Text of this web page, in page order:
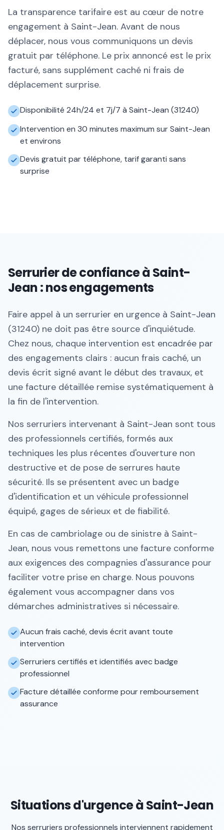
La transparence tarifaire est au cœur de notre
engagement à Saint-Jean. Avant de nous
déplacer, nous vous communiquons un devis
gratuit par téléphone. Le prix annoncé est le prix
facturé, sans supplément caché ni frais de
déplacement surprise.
Disponibilité 24h/24 et 7j/7 à Saint-Jean (31240)
Intervention en 30 minutes maximum sur Saint-Jean
et environs
Devis gratuit par téléphone, tarif garanti sans
surprise
Serrurier de confiance à Saint-
Jean : nos engagements
Faire appel à un serrurier en urgence à Saint-Jean
(31240) ne doit pas être source d'inquiétude.
Chez nous, chaque intervention est encadrée par
des engagements clairs : aucun frais caché, un
devis écrit signé avant le début des travaux, et
une facture détaillée remise systématiquement à
la fin de l'intervention.
Nos serruriers intervenant à Saint-Jean sont tous
des professionnels certifiés, formés aux
techniques les plus récentes d'ouverture non
destructive et de pose de serrures haute
sécurité. Ils se présentent avec un badge
d'identification et un véhicule professionnel
équipé, gages de sérieux et de fiabilité.
En cas de cambriolage ou de sinistre à Saint-
Jean, nous vous remettons une facture conforme
aux exigences des compagnies d'assurance pour
faciliter votre prise en charge. Nous pouvons
également vous accompagner dans vos
démarches administratives si nécessaire.
Aucun frais caché, devis écrit avant toute
intervention
Serruriers certifiés et identifiés avec badge
professionnel
Facture détaillée conforme pour remboursement
assurance
Situations d'urgence à Saint-Jean
Nos serruriers professionnels interviennent rapidement